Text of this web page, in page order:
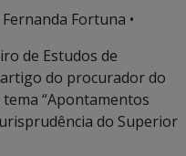
Fernanda Fortuna •
de Estudos de
do procurador do
tema “Apontamentos
do Superior